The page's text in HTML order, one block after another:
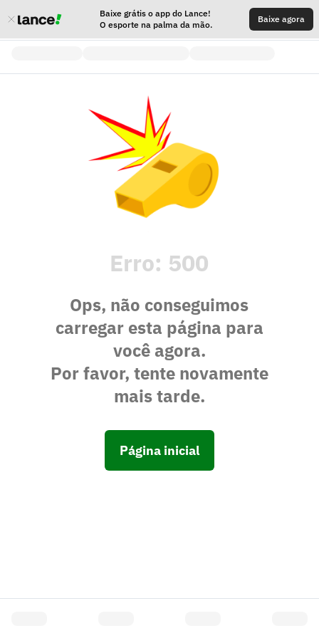
Baixe grátis o app do Lance!
O esporte na palma da mão.
Baixe agora
Erro: 500
Ops, não conseguimos
carregar esta página para
você agora.
Por favor, tente novamente
mais tarde.
Página inicial